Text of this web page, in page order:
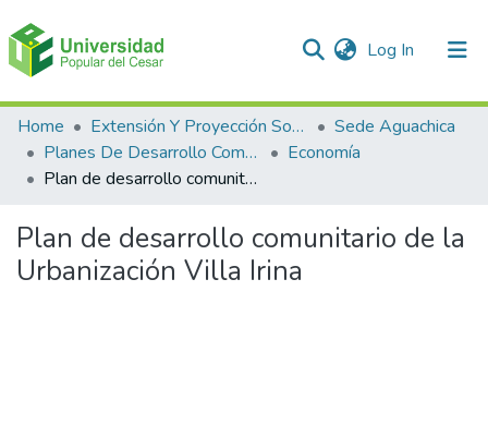
Log In (current)
Communities & Collections
All of DSpace
Home Extensión Y Proyección Social
Sede Aguachica
Planes De Desarrollo Comunales Y Comunitarios
Economía
Plan de desarrollo comunitario de la Urbanización Villa Irina
Plan de desarrollo comunitario de la
Urbanización Villa Irina